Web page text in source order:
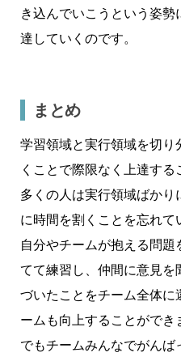
き込んでいこうという姿
達していくのです。
まとめ
学習領域と実行領域を切り
くことで際限なく上達する
多くの人は実行領域ばか
に時間を割くことを忘れて
自分やチームが抱える問
てて練習し、仲間に意見
づいたことをチーム全体に
ームも向上することができ
でもチームみんなでがん